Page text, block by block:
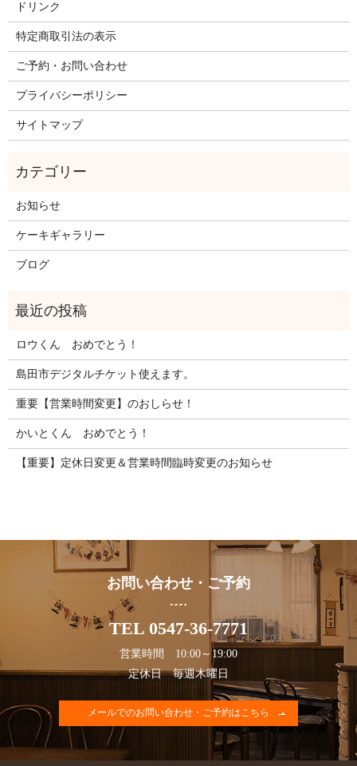
ドリンク
特定商取引法の表示
ご予約・お問い合わせ
プライバシーポリシー
サイトマップ
お知らせ
ケーキギャラリー
ブログ
ロウくん おめでとう！
島田市デジタルチケット使えます。
重要【営業時間変更】のおしらせ！
かいとくん おめでとう！
【重要】定休日変更＆営業時間臨時変更のお知らせ
お問い合わせ・ご予約
TEL 0547-36-7771
営業時間 10:00～19:00
定休日 毎週木曜日
メールでのお問い合わせ・ご予約はこちら